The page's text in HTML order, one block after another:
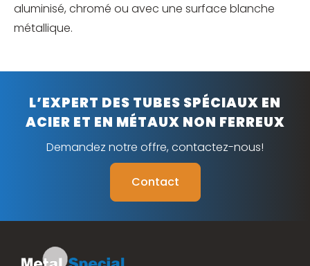
aluminisé, chromé ou avec une surface blanche
métallique.
L’EXPERT DES TUBES SPÉCIAUX EN
ACIER ET EN MÉTAUX NON FERREUX
Demandez notre offre, contactez-nous!
Contact